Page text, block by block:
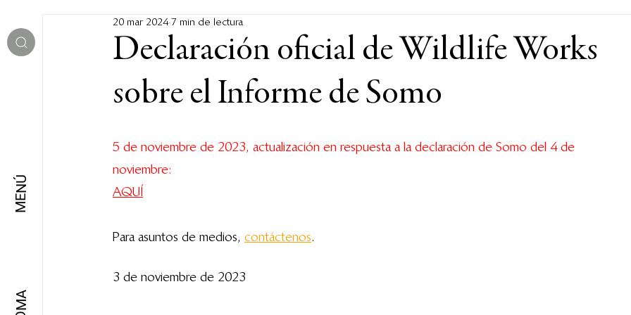
MENÚ
Declaración oficial de Wildlife Works
sobre el Informe de Somo
20 mar 2024 7 min de lectura
5 de noviembre de 2023, actualización en respuesta a la declaración de Somo del 4 de
noviembre:
AQUÍ
Para asuntos de medios, contáctenos.
3 de noviembre de 2023